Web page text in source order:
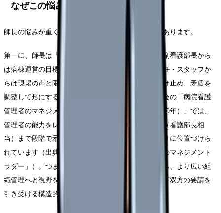
なぜこの悩みが生まれるのか
師長の悩みが重くなるのには、はっきりした理由があります。
第一に、師長は「結節点」だからです。看護部長・副看護部長から
は病棟運営の目標や経営的な要請が下りてきて、主任・スタッフか
らは現場の声と限界が上がってくる。その両方を受け止め、矛盾を
調整して形にするのが師長の役割です。日本看護協会の「病院看護
管理者のマネジメントラダー（日本看護協会版・2019年）」では、
管理者の能力をレベルⅠ（主任相当）からレベルⅣ（看護部長相
当）まで段階で示しており、師長はおおむねレベルⅡに位置づけら
れています（出典：日本看護協会「病院看護管理者のマネジメント
ラダー」）。つまり師長は、現場の管理を担いながら、より広い組
織管理へと視野を広げていく中間の段階にあり、上下双方の要請を
引き受ける構造的なポジションにあります。